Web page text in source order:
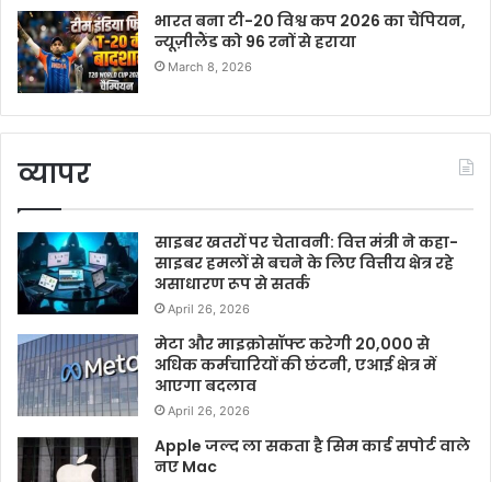
भारत बना टी-20 विश्व कप 2026 का चैंपियन,
न्यूज़ीलैंड को 96 रनों से हराया
March 8, 2026
व्यापर
साइबर खतरों पर चेतावनी: वित्त मंत्री ने कहा-
साइबर हमलों से बचने के लिए वित्तीय क्षेत्र रहे
असाधारण रूप से सतर्क
April 26, 2026
मेटा और माइक्रोसॉफ्ट करेगी 20,000 से
अधिक कर्मचारियों की छंटनी, एआई क्षेत्र में
आएगा बदलाव
April 26, 2026
Apple जल्द ला सकता है सिम कार्ड सपोर्ट वाले
नए Mac